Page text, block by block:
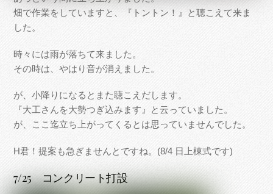
畑で作業をしていますと、『トントン！』と聴こえて来ま
した。
時々には雨が落ちて来ました。
その時は、やはり音が消えました。
が、小降りになるとまた聴こえだします。
『大工さんを大勢つぎ込みます』と云っていました。
が、ここ迄立ち上がってくるとは思っていませんでした。
H君！提案も急ぎませんとですね。(8/4 日上棟式です)
7/25 コンクリート打設